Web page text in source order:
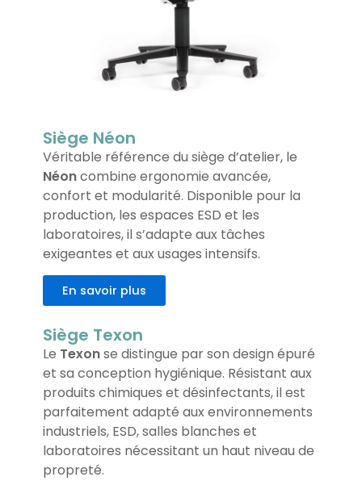
Siège Néon
Véritable référence du siège d’atelier, le
Néoncombine ergonomie avancée,
confort et modularité. Disponible pour la
production, les espaces ESD et les
laboratoires, il s’adapte aux tâches
exigeantes et aux usages intensifs.
En savoir plus
Siège Texon
Le Texonse distingue par son design épuré
et sa conception hygiénique. Résistant aux
produits chimiques et désinfectants, il est
parfaitement adapté aux environnements
industriels, ESD, salles blanches et
laboratoires nécessitant un haut niveau de
propreté.